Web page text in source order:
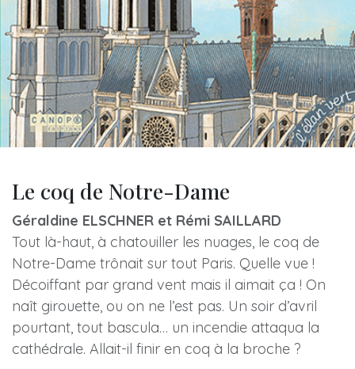
Le coq de Notre-Dame
Géraldine ELSCHNER et Rémi SAILLARD
Tout là-haut, à chatouiller les nuages, le coq de
Notre-Dame trônait sur tout Paris. Quelle vue !
Décoiffant par grand vent mais il aimait ça ! On
naît girouette, ou on ne l’est pas. Un soir d’avril
pourtant, tout bascula… un incendie attaqua la
cathédrale. Allait-il finir en coq à la broche ?